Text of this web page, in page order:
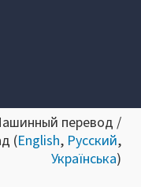
перевод /
(English, Русский,
Українська)